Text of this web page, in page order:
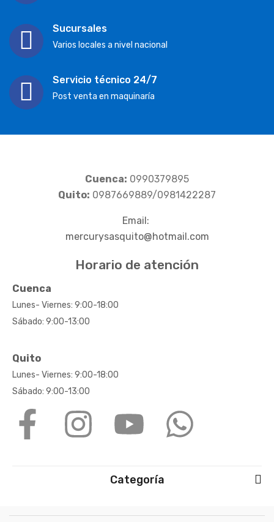
Sucursales
Varios locales a nivel nacional
Servicio técnico 24/7
Post venta en maquinaría
Cuenca: 0990379895
Quito: 0987669889/0981422287
Email:
mercurysasquito@hotmail.com
Horario de atención
Cuenca
Lunes- Viernes: 9:00-18:00
Sábado: 9:00-13:00
Quito
Lunes- Viernes: 9:00-18:00
Sábado: 9:00-13:00
Categoría